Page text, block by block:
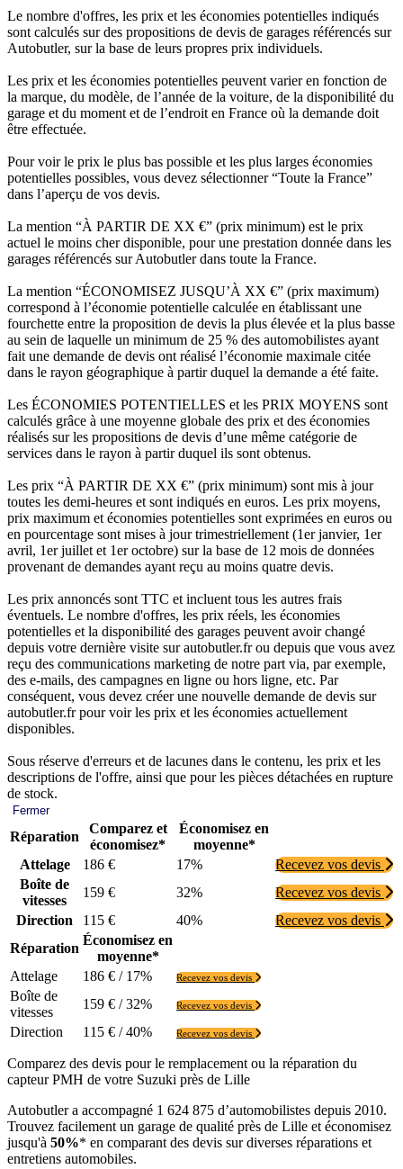
Le nombre d'offres, les prix et les économies potentielles indiqués
sont calculés sur des propositions de devis de garages référencés sur
Autobutler, sur la base de leurs propres prix individuels.
Les prix et les économies potentielles peuvent varier en fonction de
la marque, du modèle, de l’année de la voiture, de la disponibilité du
garage et du moment et de l’endroit en France où la demande doit
être effectuée.
Pour voir le prix le plus bas possible et les plus larges économies
potentielles possibles, vous devez sélectionner “Toute la France”
dans l’aperçu de vos devis.
La mention “À PARTIR DE XX €” (prix minimum) est le prix
actuel le moins cher disponible, pour une prestation donnée dans les
garages référencés sur Autobutler dans toute la France.
La mention “ÉCONOMISEZ JUSQU’À XX €” (prix maximum)
correspond à l’économie potentielle calculée en établissant une
fourchette entre la proposition de devis la plus élevée et la plus basse
au sein de laquelle un minimum de 25 % des automobilistes ayant
fait une demande de devis ont réalisé l’économie maximale citée
dans le rayon géographique à partir duquel la demande a été faite.
Les ÉCONOMIES POTENTIELLES et les PRIX MOYENS sont
calculés grâce à une moyenne globale des prix et des économies
réalisés sur les propositions de devis d’une même catégorie de
services dans le rayon à partir duquel ils sont obtenus.
Les prix “À PARTIR DE XX €” (prix minimum) sont mis à jour
toutes les demi-heures et sont indiqués en euros. Les prix moyens,
prix maximum et économies potentielles sont exprimées en euros ou
en pourcentage sont mises à jour trimestriellement (1er janvier, 1er
avril, 1er juillet et 1er octobre) sur la base de 12 mois de données
provenant de demandes ayant reçu au moins quatre devis.
Les prix annoncés sont TTC et incluent tous les autres frais
éventuels. Le nombre d'offres, les prix réels, les économies
potentielles et la disponibilité des garages peuvent avoir changé
depuis votre dernière visite sur autobutler.fr ou depuis que vous avez
reçu des communications marketing de notre part via, par exemple,
des e-mails, des campagnes en ligne ou hors ligne, etc. Par
conséquent, vous devez créer une nouvelle demande de devis sur
autobutler.fr pour voir les prix et les économies actuellement
disponibles.
Sous réserve d'erreurs et de lacunes dans le contenu, les prix et les
descriptions de l'offre, ainsi que pour les pièces détachées en rupture
de stock.
Fermer
Réparation
Comparez et
économisez*
Économisez en
moyenne*
Attelage
186 € 17%
Recevez vos devis
Boîte de
vitesses
159 € 32%
Recevez vos devis
Direction
115 € 40%
Recevez vos devis
Réparation
Économisez en
moyenne*
Attelage
186 € / 17% Recevez vos devis
Boîte de
vitesses
159 € / 32% Recevez vos devis
Direction 115 € / 40% Recevez vos devis
Comparez des devis pour le remplacement ou la réparation du
capteur PMH de votre Suzuki près de Lille
Autobutler a accompagné 1 624 875 d’automobilistes depuis 2010.
Trouvez facilement un garage de qualité près de Lille et économisez
jusqu'à 50%* en comparant des devis sur diverses réparations et
entretiens automobiles.